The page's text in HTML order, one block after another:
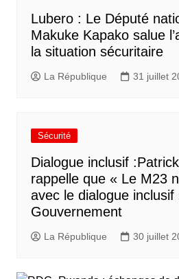
Lubero : Le Député
Makuke Kapako salue
la situation sécuritaire
La République 31 juillet
Sécurité
Dialogue inclusif
rappelle que « Le M23
avec le dialogue
Gouvernement
La République 30 juillet